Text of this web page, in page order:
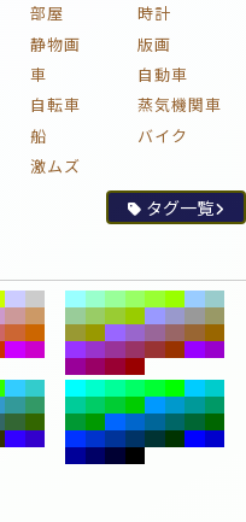
部屋
時計
静物画
版画
車
自動車
自転車
蒸気機関車
船
バイク
激ムズ
タグ一覧